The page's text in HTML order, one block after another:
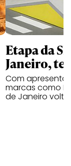
Etapa da
Janeiro,
Com
marcas como
de Janeiro